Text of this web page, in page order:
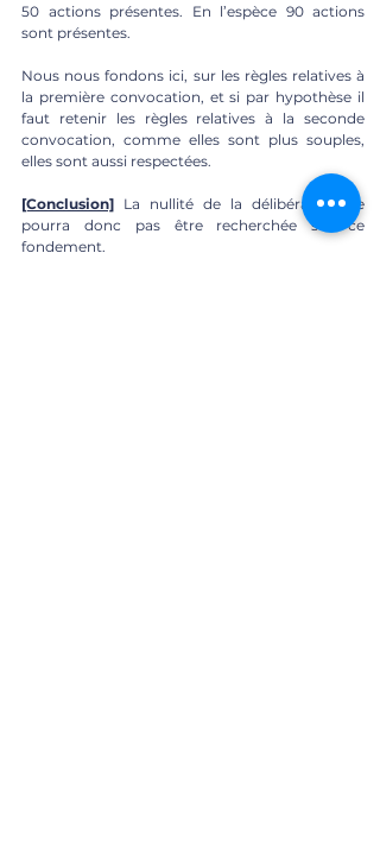
50 actions présentes. En l’espèce 90 actions
sont présentes.
Nous nous fondons ici, sur les règles relatives à
la première convocation, et si par hypothèse il
faut retenir les règles relatives à la seconde
convocation, comme elles sont plus souples,
elles sont aussi respectées.
[Conclusion] La nullité de la délibération ne
pourra donc pas être recherchée sur ce
fondement.